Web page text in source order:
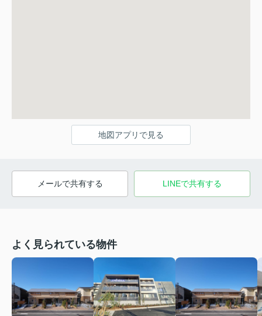
地図アプリで見る
メールで共有する LINEで共有する
よく見られている物件